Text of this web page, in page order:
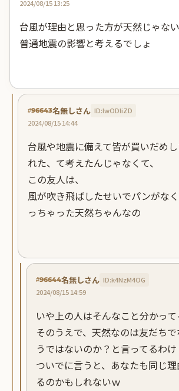
2024/08/15 13:25
台風が理由と思った方が天然じゃな
普通地震の影響と考えるでしょ
#96643名無しさん ID:IwODliZD
2024/08/15 14:44
台風や地震に備えて皆が買いだめ
れた、て考えたんじゃなくて、
この友人は、
風が吹き飛ばしたせいでパンがな
っちゃった天然ちゃんなの
#96644名無しさん ID:k4NzM4OG
2024/08/15 14:59
いや上の人はそんなこと分かっ
そのうえで、天然なのは友だち
うではないのか？と言ってるわけ
ついでに言うと、あなたも同じ
るのかもしれないｗ